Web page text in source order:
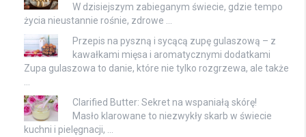
W dzisiejszym zabieganym świecie, gdzie tempo
życia nieustannie rośnie, zdrowe …
Przepis na pyszną i sycącą zupę gulaszową – z
kawałkami mięsa i aromatycznymi dodatkami
Zupa gulaszowa to danie, które nie tylko rozgrzewa, ale także
…
Clarified Butter: Sekret na wspaniałą skórę!
Masło klarowane to niezwykły skarb w świecie
kuchni i pielęgnacji, …